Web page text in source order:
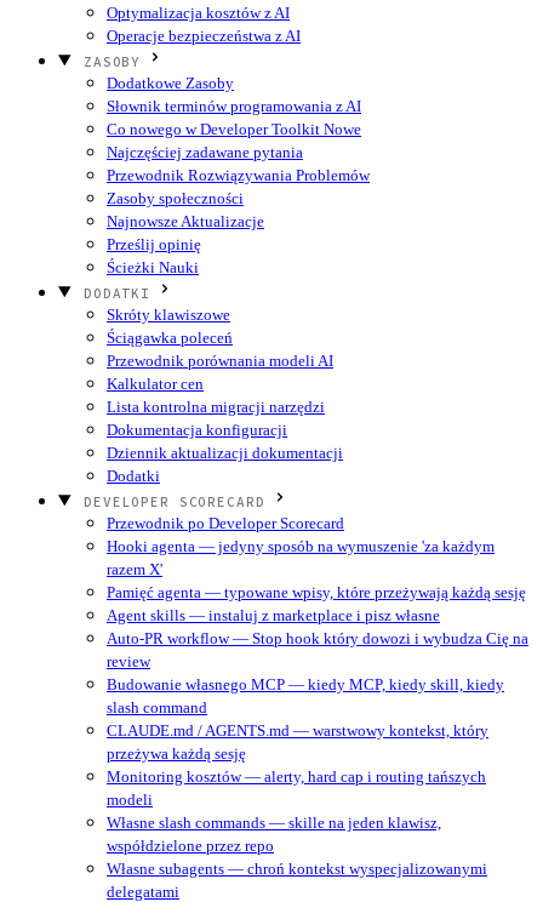
Optymalizacja kosztów z AI
Operacje bezpieczeństwa z AI
ZASOBY
Dodatkowe Zasoby
Słownik terminów programowania z AI
Co nowego w Developer Toolkit Nowe
Najczęściej zadawane pytania
Przewodnik Rozwiązywania Problemów
Zasoby społeczności
Najnowsze Aktualizacje
Prześlij opinię
Ścieżki Nauki
DODATKI
Skróty klawiszowe
Ściągawka poleceń
Przewodnik porównania modeli AI
Kalkulator cen
Lista kontrolna migracji narzędzi
Dokumentacja konfiguracji
Dziennik aktualizacji dokumentacji
Dodatki
DEVELOPER SCORECARD
Przewodnik po Developer Scorecard
Hooki agenta — jedyny sposób na wymuszenie 'za każdym
razem X'
Pamięć agenta — typowane wpisy, które przeżywają każdą sesję
Agent skills — instaluj z marketplace i pisz własne
Auto-PR workflow — Stop hook który dowozi i wybudza Cię na
review
Budowanie własnego MCP — kiedy MCP, kiedy skill, kiedy
slash command
CLAUDE.md / AGENTS.md — warstwowy kontekst, który
przeżywa każdą sesję
Monitoring kosztów — alerty, hard cap i routing tańszych
modeli
Własne slash commands — skille na jeden klawisz,
współdzielone przez repo
Własne subagents — chroń kontekst wyspecjalizowanymi
delegatami